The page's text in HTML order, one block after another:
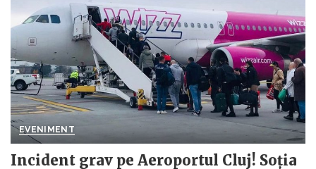
EVENIMENT
Incident grav pe Aeroportul Cluj! Soția